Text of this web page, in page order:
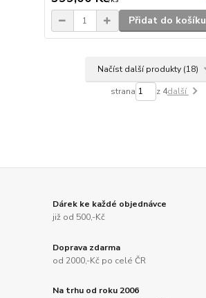
Přidat do košíku
Načíst další produkty (18)
strana z 4další
Dárek ke každé objednávce
již od 500,-Kč
Doprava zdarma
od 2000,-Kč po celé ČR
Na trhu od roku 2006